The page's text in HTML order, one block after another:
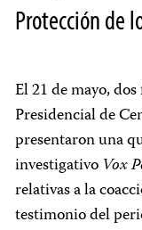
Protección de
El 21 de mayo,
Presidencial de
presentaron una
investigativo Vox
relativas a la
testimonio del